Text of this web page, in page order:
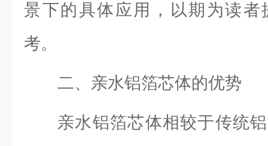
景下的具体应用，以期为读者
考。
二、亲水铝箔芯体的优势
亲水铝箔芯体相较于传统